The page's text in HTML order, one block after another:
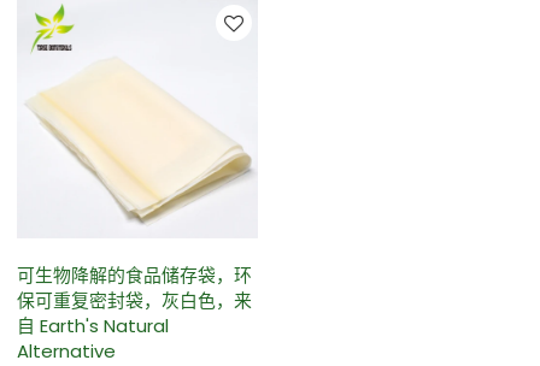
可生物降解的食品储存袋，环
保可重复密封袋，灰白色，来
自 Earth's Natural
Alternative